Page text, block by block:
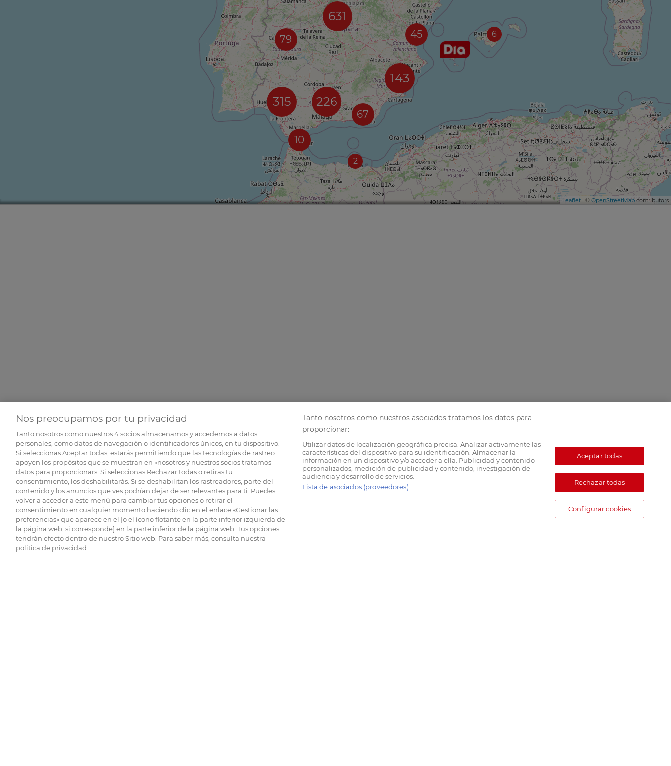
2
6
79
631
10
226
315
67
45
143
Leaflet | © OpenStreetMapcontributors
Nos preocupamos por tu privacidad
Tanto nosotros como nuestros4socios almacenamos y accedemos a datos
personales, como datos de navegación o identificadores únicos, en tu dispositivo.
Si seleccionas Aceptar todas, estarás permitiendo que las tecnologías de rastreo
apoyen los propósitos que se muestran en «nosotros y nuestros socios tratamos
datos para proporcionar». Si seleccionas Rechazar todas o retiras tu
consentimiento, los deshabilitarás. Si se deshabilitan los rastreadores, parte del
contenido y los anuncios que ves podrían dejar de ser relevantes para ti. Puedes
volver a acceder a este menú para cambiar tus opciones o retirar el
consentimiento en cualquier momento haciendo clic en el enlace «Gestionar las
preferencias» que aparece en el [o el ícono flotante en la parte inferior izquierda de
la página web, si corresponde] en la parte inferior de la página web. Tus opciones
tendrán efecto dentro de nuestro Sitio web. Para saber más, consulta nuestra
política de privacidad.
Tanto nosotros como nuestros asociados tratamos los datos para
proporcionar:
Utilizar datos de localización geográfica precisa. Analizar activamente las
características del dispositivo para su identificación. Almacenar la
información en un dispositivo y/o acceder a ella. Publicidad y contenido
personalizados, medición de publicidad y contenido, investigación de
audiencia y desarrollo de servicios.
Lista de asociados (proveedores)
Aceptar todas
Rechazar todas
Configurar cookies